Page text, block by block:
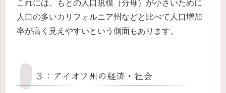
これには、もとの人口規模（分母）が小さいために
人口の多いカリフォルニア州などと比べて人口増加
率が高く見えやすいという側面もあります。
３：アイオワ州の経済・社会